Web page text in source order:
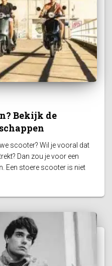
Bekijk de
scooter? Wil je vooral dat
Dan zou je voor een
Een stoere scooter is niet